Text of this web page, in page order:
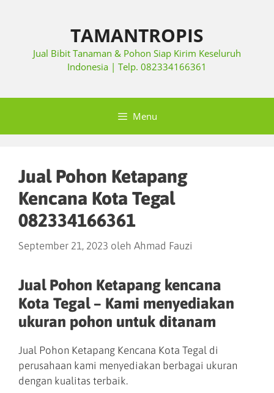
TAMANTROPIS
Jual Bibit Tanaman & Pohon Siap Kirim Keseluruh
Indonesia | Telp. 082334166361
Menu
Jual Pohon Ketapang
Kencana Kota Tegal
082334166361
September 21, 2023 oleh Ahmad Fauzi
Jual Pohon Ketapang kencana
Kota Tegal – Kami menyediakan
ukuran pohon untuk ditanam
Jual Pohon Ketapang Kencana Kota Tegal di
perusahaan kami menyediakan berbagai ukuran
dengan kualitas terbaik.